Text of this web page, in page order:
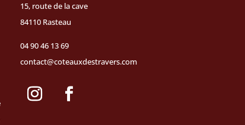
15, route de la cave
84110 Rasteau
04 90 46 13 69
contact@coteauxdestravers.com